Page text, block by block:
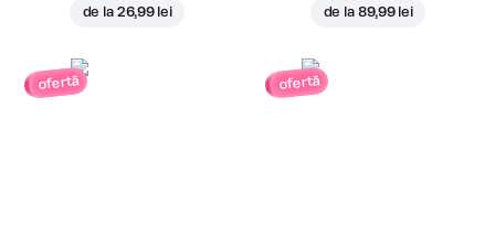
de la 26,99 lei de la 89,99 lei
ofertă ofertă